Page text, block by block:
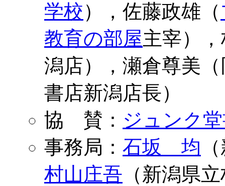
学校），佐藤政雄（
教育の部屋主宰）
潟店），瀬倉尊美
書店新潟店長）
協 賛： ジュンク
事務局： 石坂 均
村山庄吾 （新潟県